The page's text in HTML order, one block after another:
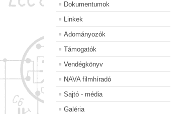
Dokumentumok
Linkek
Adományozók
Támogatók
Vendégkönyv
NAVA filmhíradó
Sajtó - média
Galéria